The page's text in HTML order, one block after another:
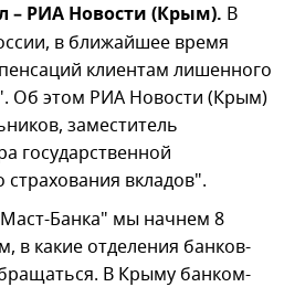
РИА Новости (Крым). В
в ближайшее время
клиентам лишенного
Об этом РИА Новости (Крым)
заместитель
государственной
вкладов".
Банка" мы начнем 8
в какие отделения банков-
В Крыму банком-